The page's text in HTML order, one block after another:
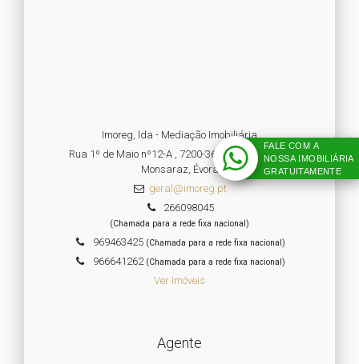
Imoreg, lda - Mediação Imobiliária
Rua 1º de Maio nº12-A , 7200-363, Reguengos de
Monsaraz, Évora
geral@imoreg.pt
266098045
(Chamada para a rede fixa nacional)
969463425(Chamada para a rede fixa nacional)
966641262(Chamada para a rede fixa nacional)
Ver Imóveis
Agente
FALE COM A
NOSSA IMOBILIÁRIA
GRATUITAMENTE